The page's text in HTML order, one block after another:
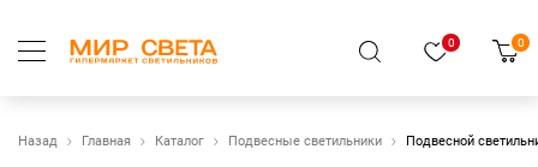
0 0
Назад Главная Каталог Подвесные светильники Подвесной